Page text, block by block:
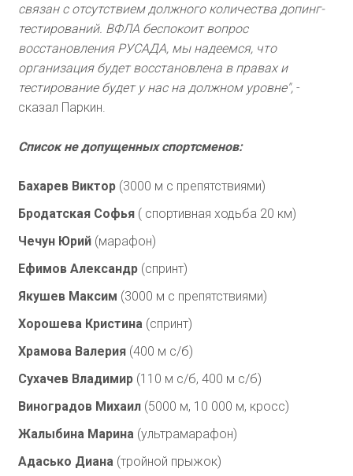
связан с отсутствием должного количества допинг-
тестирований. ВФЛА беспокоит вопрос
восстановления РУСАДА, мы надеемся, что
организация будет восстановлена в правах и
тестирование будет у нас на должном уровне",-
сказал Паркин.
Список не допущенных спортсменов:
Бахарев Виктор (3000 м с препятствиями)
Бродатская Софья( спортивная ходьба 20 км)
Чечун Юрий (марафон)
Ефимов Александр(спринт)
Якушев Максим (3000 м с препятствиями)
Хорошева Кристина (спринт)
Храмова Валерия(400 м с/б)
Сухачев Владимир (110 м с/б, 400 м с/б)
Виноградов Михаил(5000 м, 10 000 м, кросс)
Жалыбина Марина (ультрамарафон)
Адасько Диана (тройной прыжок)